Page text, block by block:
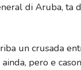
di Aruba, ta
un crusada
pero e